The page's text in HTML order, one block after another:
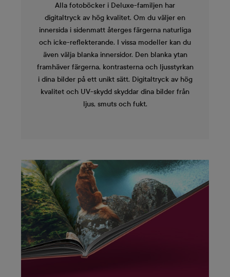
Alla fotoböcker i Deluxe-familjen har
digitaltryck av hög kvalitet. Om du väljer en
innersida i sidenmatt återges färgerna naturliga
och icke-reflekterande. I vissa modeller kan du
även välja blanka innersidor. Den blanka ytan
framhäver färgerna, kontrasterna och ljusstyrkan
i dina bilder på ett unikt sätt. Digitaltryck av hög
kvalitet och UV-skydd skyddar dina bilder från
ljus, smuts och fukt.